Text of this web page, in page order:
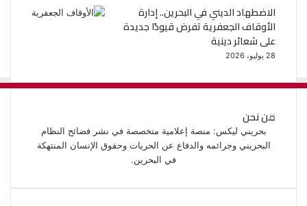
الاضطهاد الديني في البحرين.. إدارة
الأوقاف الجعفرية تفرض قيودًا جديدة
على شعائر دينية
28 يوليو، 2026
من نحن
بحريني ليكس: منصة إعلامية متخصصة في نشر فضائح النظام
البحريني وجرائمه والدفاع عن الحريات وحقوق الإنسان المنتهكة
في البحرين.